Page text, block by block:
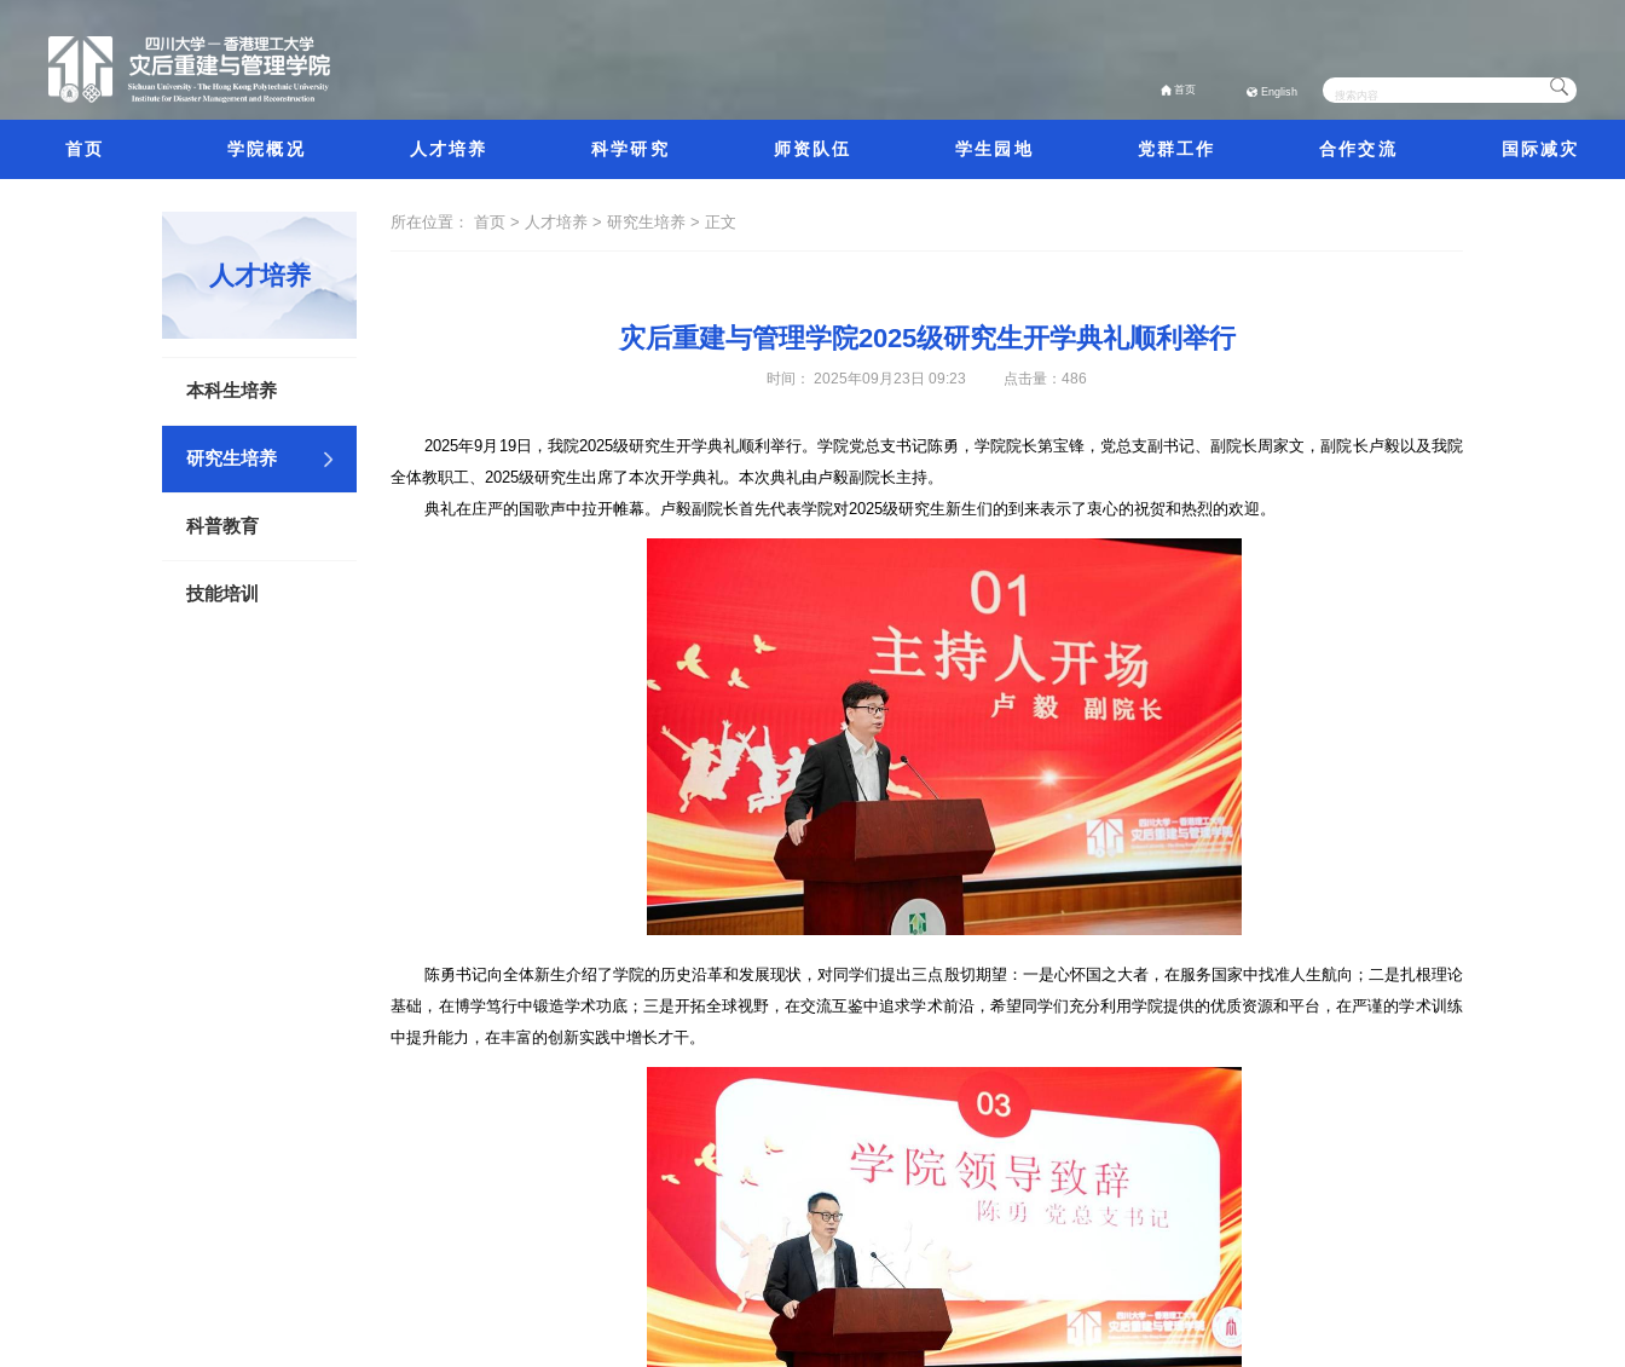
首页 English
首页 学院概况 人才培养 科学研究 师资队伍 学生园地 党群工作 合作交流 国际减灾
人才培养
本科生培养
研究生培养
科普教育
技能培训
所在位置： 首页 > 人才培养 >研究生培养 > 正文
灾后重建与管理学院2025级研究生开学典礼顺利举行
时间： 2025年09月23日 09:23 点击量： 486
2025年9 月 19日，我院2025级研究生开学典礼顺利举行。学院党总支书记陈勇，学院院长第宝锋，党总支副书记、副院长周家文，副院长卢毅以及我院
全体教职工、 2025级研究生出席了本次开学典礼。本次典礼由卢毅副院长主持。
典礼在庄严的国歌声中拉开帷幕。卢毅副院长首先代表学院对2025级研究生新生们的到来表示了衷心的祝贺和热烈的欢迎。
陈勇书记向全体新生介绍了学院的历史沿革和发展现状，对同学们提出三点殷切期望：一是心怀国之大者，在服务国家中找准人生航向；二是扎根理论
基础，在博学笃行中锻造学术功底；三是开拓全球视野，在交流互鉴中追求学术前沿，希望同学们充分利用学院提供的优质资源和平台，在严谨的学术训练
中提升能力，在丰富的创新实践中增长才干。